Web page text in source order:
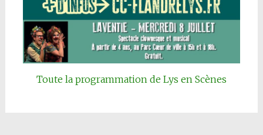
Toute la programmation de Lys en Scènes